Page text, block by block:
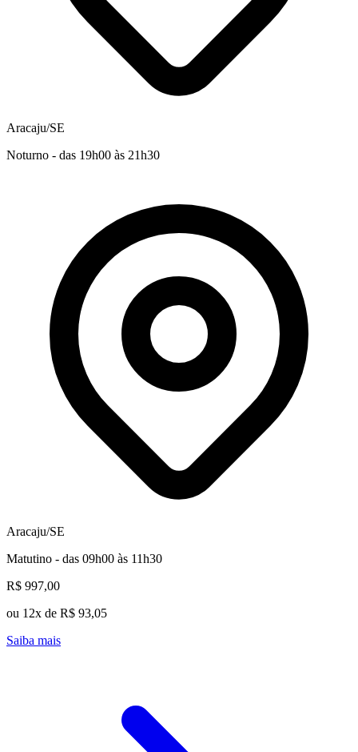
Aracaju/SE
Noturno - das 19h00 às 21h30
Aracaju/SE
Matutino - das 09h00 às 11h30
R$ 997,00
ou 12x de R$ 93,05
Saiba mais